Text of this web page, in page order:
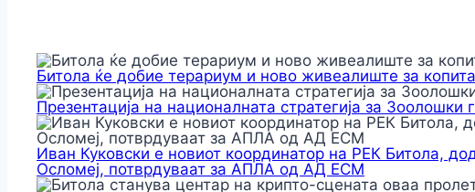
Битола ќе добие терариум и ново живеалиште за
Презентација на националната стратегија за
Иван Куковски е новиот координатор на РЕК Битола,
Осломеј, потврдуваат за АПЛА од АД ЕСМ